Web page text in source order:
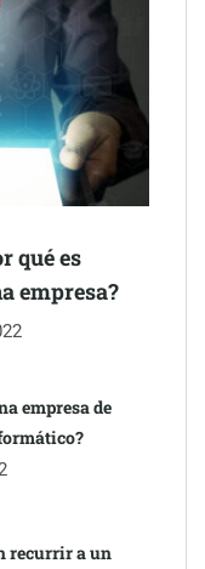
espacios de la
de las vacaciones
qué es
empresa?
empresa de
recurrir a un